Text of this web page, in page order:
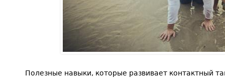
Полезные навыки, которые развивает контактный